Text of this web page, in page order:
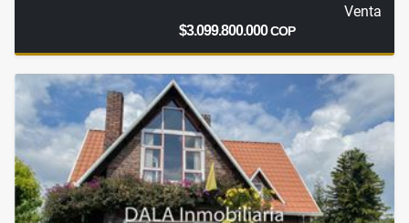
Venta
$3.099.800.000COP